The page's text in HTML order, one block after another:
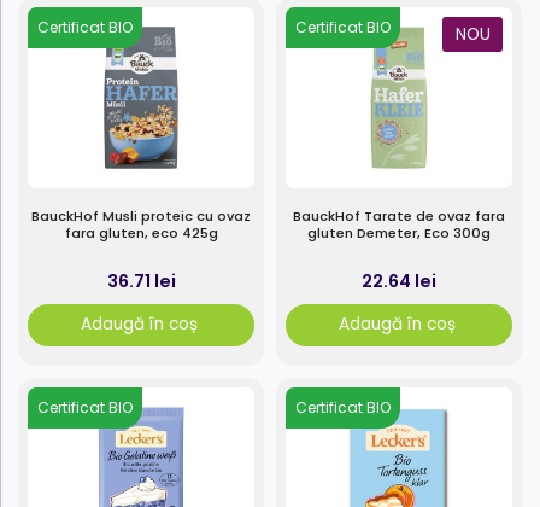
Certificat BIO
BauckHof Musli proteic cu ovaz
fara gluten, eco 425g
36.71 lei
Adaugă în coș
NOU
Certificat BIO
BauckHof Tarate de ovaz fara
gluten Demeter, Eco 300g
22.64 lei
Adaugă în coș
Certificat BIO Certificat BIO